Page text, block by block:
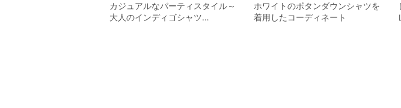
カジュアルなパーティスタイル～
大人のインディゴシャツ…
ホワイトのボタンダウンシャツを
着用したコーディネート